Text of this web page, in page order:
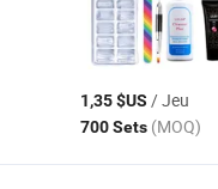
1,35 $US / Jeu
700 Sets (MOQ)